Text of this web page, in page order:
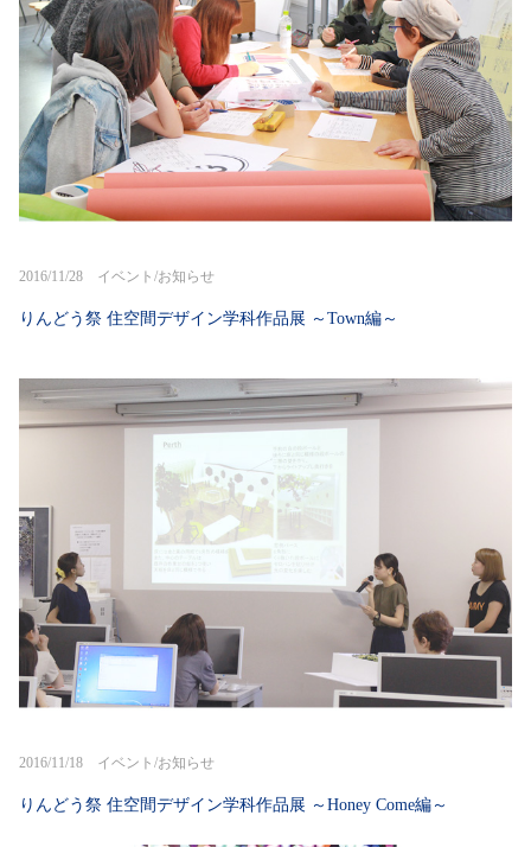
2016/11/28 イベント/お知らせ
りんどう祭 住空間デザイン学科作品展 ～Town編～
2016/11/18 イベント/お知らせ
りんどう祭 住空間デザイン学科作品展 ～Honey Come編～